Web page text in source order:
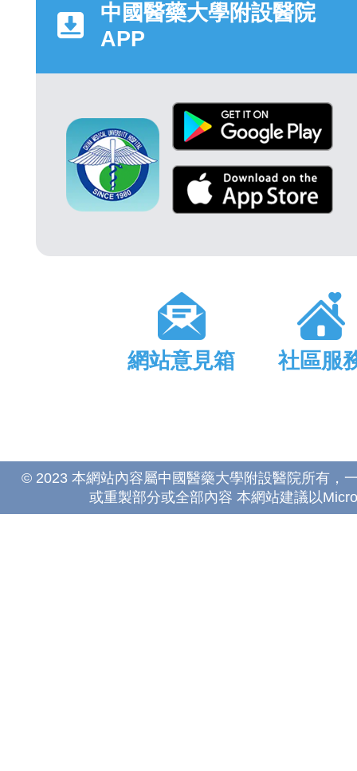
中國醫藥大學附設醫院
APP
網站意見箱 社區服
© 2023 本網站內容屬中國醫藥大學附設醫院所有，
或重製部分或全部內容 本網站建議以